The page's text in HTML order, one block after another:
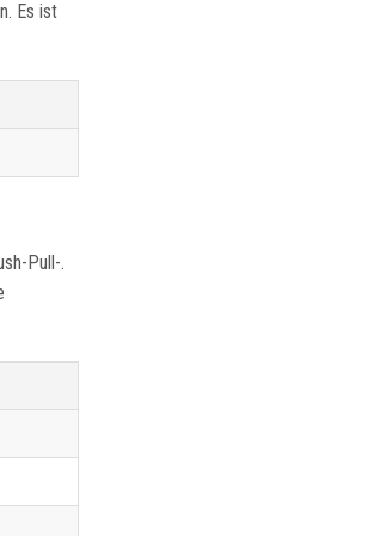
Es ist
Pull-.